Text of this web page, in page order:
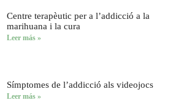
Centre terapèutic per a l’addicció a la
marihuana i la cura
Leer más »
Símptomes de l’addicció als videojocs
Leer más »